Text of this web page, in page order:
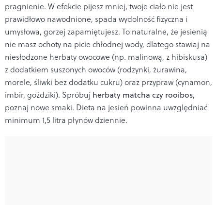
pragnienie. W efekcie pijesz mniej, twoje ciało nie jest
prawidłowo nawodnione, spada wydolność fizyczna i
umysłowa, gorzej zapamiętujesz. To naturalne, że jesienią
nie masz ochoty na picie chłodnej wody, dlatego stawiaj na
niesłodzone herbaty owocowe (np. malinową, z hibiskusa)
z dodatkiem suszonych owoców (rodzynki, żurawina,
morele, śliwki bez dodatku cukru) oraz przypraw (cynamon,
imbir, goździki). Spróbuj herbaty matcha czy rooibos,
poznaj nowe smaki. Dieta na jesień powinna uwzględniać
minimum 1,5 litra płynów dziennie.